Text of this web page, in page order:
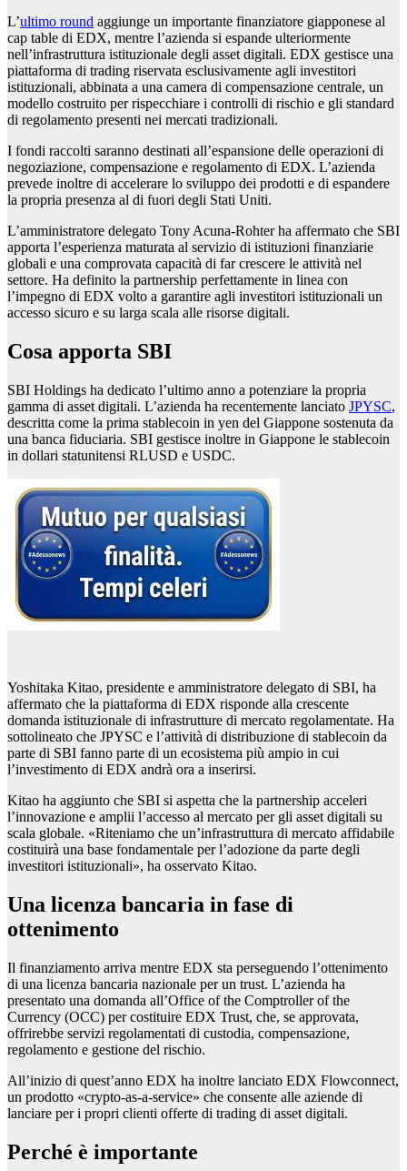
L’ultimo round aggiunge un importante finanziatore giapponese al
cap table di EDX, mentre l’azienda si espande ulteriormente
nell’infrastruttura istituzionale degli asset digitali. EDX gestisce una
piattaforma di trading riservata esclusivamente agli investitori
istituzionali, abbinata a una camera di compensazione centrale, un
modello costruito per rispecchiare i controlli di rischio e gli standard
di regolamento presenti nei mercati tradizionali.
I fondi raccolti saranno destinati all’espansione delle operazioni di
negoziazione, compensazione e regolamento di EDX. L’azienda
prevede inoltre di accelerare lo sviluppo dei prodotti e di espandere
la propria presenza al di fuori degli Stati Uniti.
L’amministratore delegato Tony Acuna-Rohter ha affermato che SBI
apporta l’esperienza maturata al servizio di istituzioni finanziarie
globali e una comprovata capacità di far crescere le attività nel
settore. Ha definito la partnership perfettamente in linea con
l’impegno di EDX volto a garantire agli investitori istituzionali un
accesso sicuro e su larga scala alle risorse digitali.
Cosa apporta SBI
SBI Holdings ha dedicato l’ultimo anno a potenziare la propria
gamma di asset digitali. L’azienda ha recentemente lanciato JPYSC,
descritta come la prima stablecoin in yen del Giappone sostenuta da
una banca fiduciaria. SBI gestisce inoltre in Giappone le stablecoin
in dollari statunitensi RLUSD e USDC.
Yoshitaka Kitao, presidente e amministratore delegato di SBI, ha
affermato che la piattaforma di EDX risponde alla crescente
domanda istituzionale di infrastrutture di mercato regolamentate. Ha
sottolineato che JPYSC e l’attività di distribuzione di stablecoin da
parte di SBI fanno parte di un ecosistema più ampio in cui
l’investimento di EDX andrà ora a inserirsi.
Kitao ha aggiunto che SBI si aspetta che la partnership acceleri
l’innovazione e amplii l’accesso al mercato per gli asset digitali su
scala globale. «Riteniamo che un’infrastruttura di mercato affidabile
costituirà una base fondamentale per l’adozione da parte degli
investitori istituzionali», ha osservato Kitao.
Una licenza bancaria in fase di
ottenimento
Il finanziamento arriva mentre EDX sta perseguendo l’ottenimento
di una licenza bancaria nazionale per un trust. L’azienda ha
presentato una domanda all’Office of the Comptroller of the
Currency (OCC) per costituire EDX Trust, che, se approvata,
offrirebbe servizi regolamentati di custodia, compensazione,
regolamento e gestione del rischio.
All’inizio di quest’anno EDX ha inoltre lanciato EDX Flowconnect,
un prodotto «crypto-as-a-service» che consente alle aziende di
lanciare per i propri clienti offerte di trading di asset digitali.
Perché è importante